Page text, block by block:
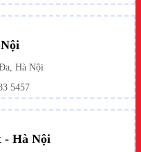
Hà Nội
5457
- Hà Nội